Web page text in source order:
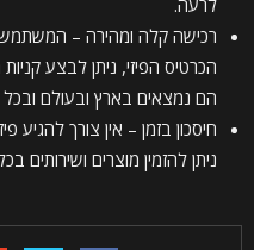
רכישה קלה ומהירה –
הכרטיס הפיזי, ניתן לבצע
הם נמצאים בארץ ובעולם
חיסכון בזמן – אין צורך להגיע
ניתן להזמין מוצרים ושירותים